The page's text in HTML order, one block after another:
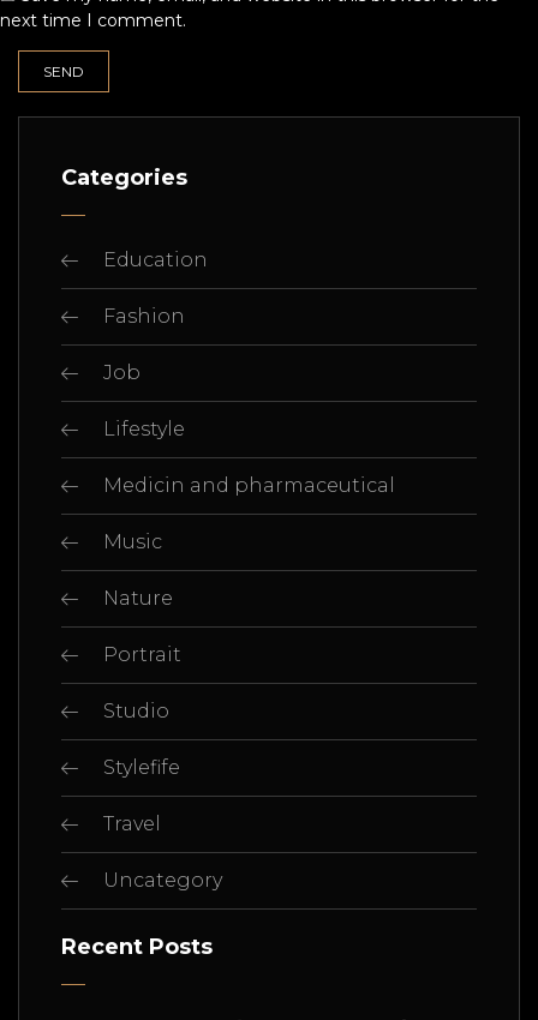
next time I comment.
Categories
Education
Fashion
Job
Lifestyle
Medicin and pharmaceutical
Music
Nature
Portrait
Studio
Stylefife
Travel
Uncategory
Recent Posts